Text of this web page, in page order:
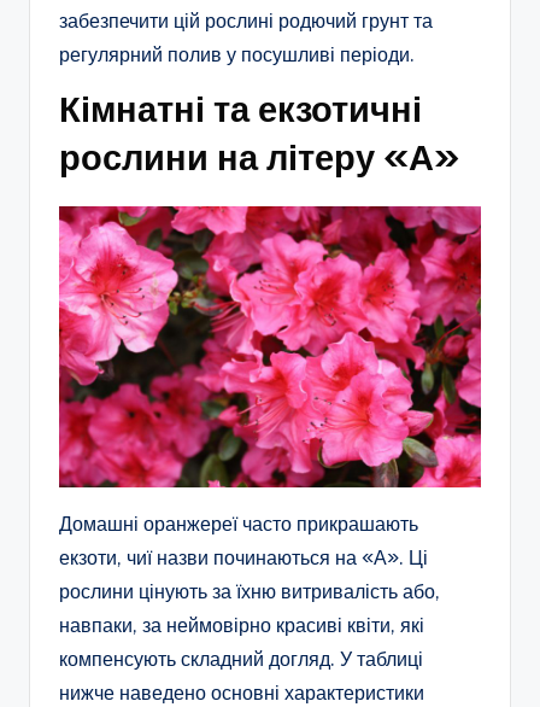
забезпечити цій рослині родючий грунт та
регулярний полив у посушливі періоди.
Кімнатні та екзотичні
рослини на літеру «А»
Домашні оранжереї часто прикрашають
екзоти, чиї назви починаються на «А». Ці
рослини цінують за їхню витривалість або,
навпаки, за неймовірно красиві квіти, які
компенсують складний догляд. У таблиці
нижче наведено основні характеристики